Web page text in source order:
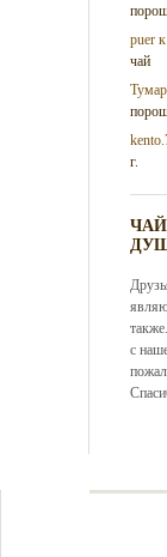
puer
чай
Тумар
г.
с